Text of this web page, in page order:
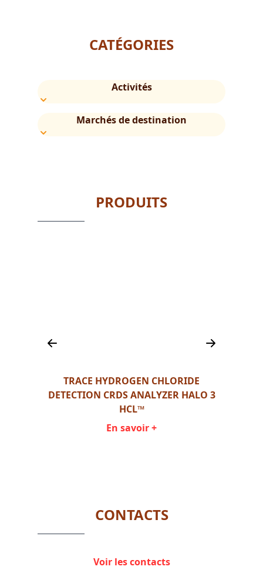
CATÉGORIES
Activités
Marchés de destination
PRODUITS
TRACE HYDROGEN CHLORIDE
DETECTION CRDS ANALYZER HALO 3
HCL™
En savoir +
CONTACTS
Voir les contacts